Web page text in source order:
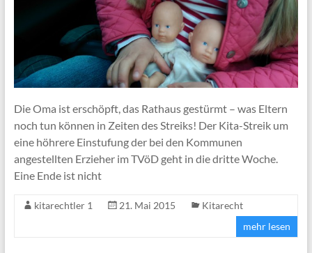
Die Oma ist erschöpft, das Rathaus gestürmt – was Eltern
noch tun können in Zeiten des Streiks! Der Kita-Streik um
eine höhrere Einstufung der bei den Kommunen
angestellten Erzieher im TVöD geht in die dritte Woche.
Eine Ende ist nicht
kitarechtler 1 21. Mai 2015
Kitarecht
mehr lesen